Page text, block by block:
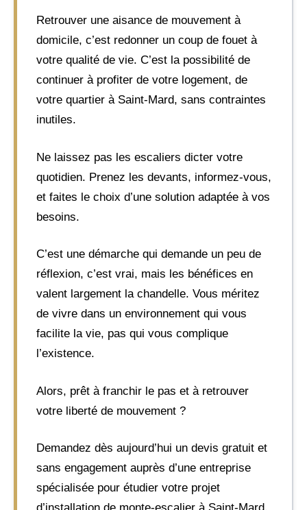
Retrouver une aisance de mouvement à
domicile, c’est redonner un coup de fouet à
votre qualité de vie. C’est la possibilité de
continuer à profiter de votre logement, de
votre quartier à Saint-Mard, sans contraintes
inutiles.
Ne laissez pas les escaliers dicter votre
quotidien. Prenez les devants, informez-vous,
et faites le choix d’une solution adaptée à vos
besoins.
C’est une démarche qui demande un peu de
réflexion, c’est vrai, mais les bénéfices en
valent largement la chandelle. Vous méritez
de vivre dans un environnement qui vous
facilite la vie, pas qui vous complique
l’existence.
Alors, prêt à franchir le pas et à retrouver
votre liberté de mouvement ?
Demandez dès aujourd’hui un devis gratuit et
sans engagement auprès d’une entreprise
spécialisée pour étudier votre projet